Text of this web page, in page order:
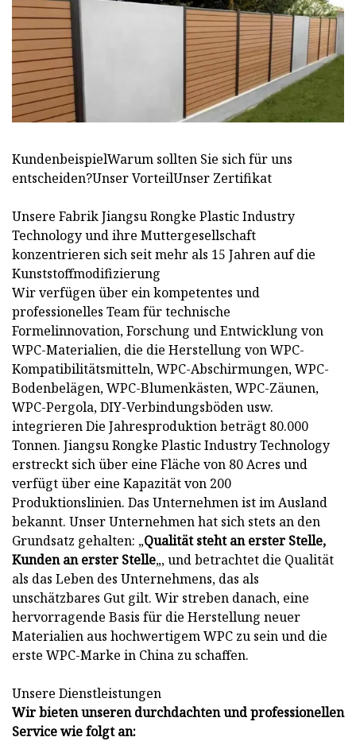
KundenbeispielWarum sollten Sie sich für uns
entscheiden?Unser VorteilUnser Zertifikat
Unsere Fabrik Jiangsu Rongke Plastic Industry
Technology und ihre Muttergesellschaft
konzentrieren sich seit mehr als 15 Jahren auf die
Kunststoffmodifizierung
Wir verfügen über ein kompetentes und
professionelles Team für technische
Formelinnovation, Forschung und Entwicklung von
WPC-Materialien, die die Herstellung von WPC-
Kompatibilitätsmitteln, WPC-Abschirmungen, WPC-
Bodenbelägen, WPC-Blumenkästen, WPC-Zäunen,
WPC-Pergola, DIY-Verbindungsböden usw.
integrieren Die Jahresproduktion beträgt 80.000
Tonnen. Jiangsu Rongke Plastic Industry Technology
erstreckt sich über eine Fläche von 80 Acres und
verfügt über eine Kapazität von 200
Produktionslinien. Das Unternehmen ist im Ausland
bekannt. Unser Unternehmen hat sich stets an den
Grundsatz gehalten: „Qualität steht an erster Stelle,
Kunden an erster Stelle„, und betrachtet die Qualität
als das Leben des Unternehmens, das als
unschätzbares Gut gilt. Wir streben danach, eine
hervorragende Basis für die Herstellung neuer
Materialien aus hochwertigem WPC zu sein und die
erste WPC-Marke in China zu schaffen.
Unsere Dienstleistungen
Wir bieten unseren durchdachten und professionellen
Service wie folgt an: